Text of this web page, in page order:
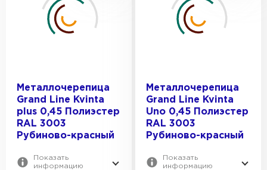
Металлочерепица
Grand Line Kvinta
plus 0,45 Полиэстер
RAL 3003
Рубиново-красный
Показать
информацию
Металлочерепица
Grand Line Kvinta
Uno 0,45 Полиэстер
RAL 3003
Рубиново-красный
Показать
информацию